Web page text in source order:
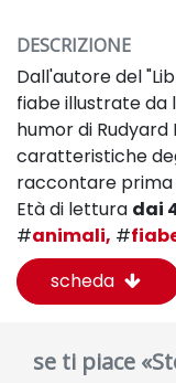
DESCRIZIONE
Dall'autore del
fiabe illustrate da
humor di
caratteristiche
raccontare
Età di lettura dai
#animali, #
scheda
se ti piace